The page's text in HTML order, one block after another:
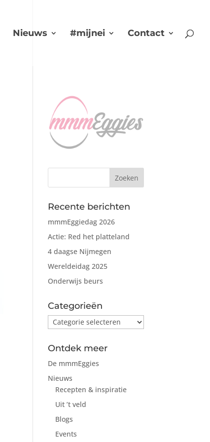
Nieuws #mijnei Contact
Recente berichten
mmmEggiedag 2026
Actie: Red het platteland
4 daagse Nijmegen
Wereldeidag 2025
Onderwijs beurs
Categorieën
Categorieën
Ontdek meer
De mmmEggies
Nieuws
Recepten & inspiratie
Uit ’t veld
Blogs
Events